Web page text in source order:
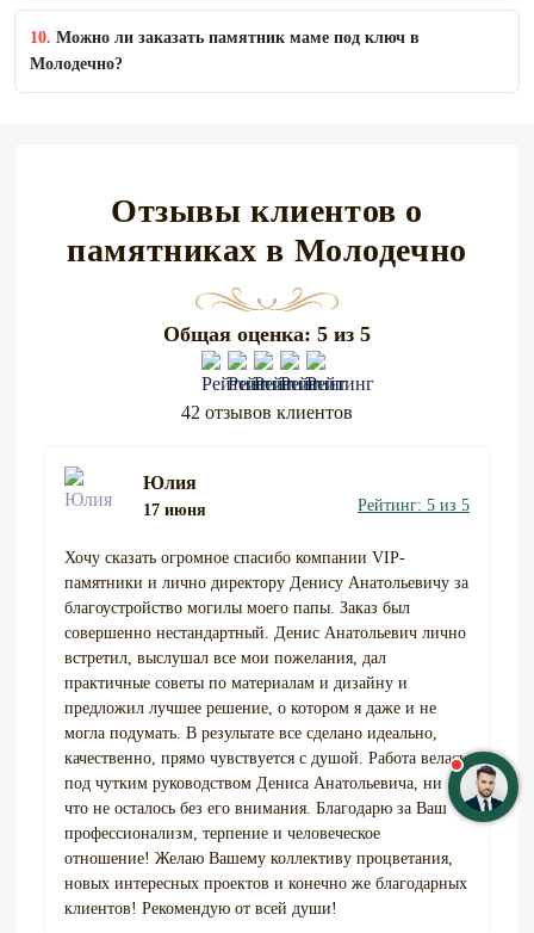
10. Можно ли заказать памятник маме под ключ в
Молодечно?
Отзывы клиентов о
памятниках в Молодечно
Общая оценка: 5 из 5
42 отзывов клиентов
Юлия
17 июня Рейтинг: 5 из 5
Хочу сказать огромное спасибо компании VIP-
памятники и лично директору Денису Анатольевичу за
благоустройство могилы моего папы. Заказ был
совершенно нестандартный. Денис Анатольевич лично
встретил, выслушал все мои пожелания, дал
практичные советы по материалам и дизайну и
предложил лучшее решение, о котором я даже и не
могла подумать. В результате все сделано идеально,
качественно, прямо чувствуется с душой. Работа велась
под чутким руководством Дениса Анатольевича, ни
что не осталось без его внимания. Благодарю за Ваш
профессионализм, терпение и человеческое
отношение! Желаю Вашему коллективу процветания,
новых интересных проектов и конечно же благодарных
клиентов! Рекомендую от всей души!